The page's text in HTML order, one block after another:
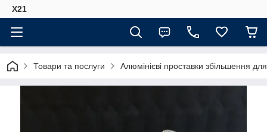
Х21
Товари та послуги Алюмінієві проставки збільшення